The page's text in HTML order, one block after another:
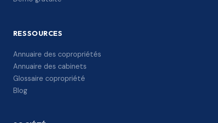
RESSOURCES
Annuaire des copropriétés
Annuaire des cabinets
Glossaire copropriété
Blog